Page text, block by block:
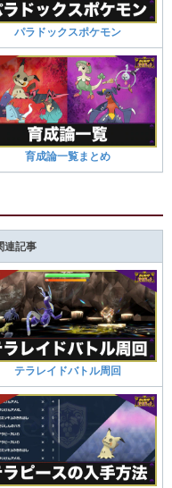
パラドックスポケモン
育成論一覧まとめ
連記事
テラレイドバトル周回